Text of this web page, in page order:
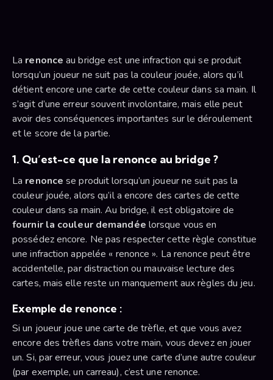
La renonce au bridge est une infraction qui se produit
lorsqu’un joueur ne suit pas la couleur jouée, alors qu’il
détient encore une carte de cette couleur dans sa main. Il
s’agit d’une erreur souvent involontaire, mais elle peut
avoir des conséquences importantes sur le déroulement
et le score de la partie.
1. Qu’est-ce que la renonce au bridge ?
La renonce se produit lorsqu’un joueur ne suit pas la
couleur jouée, alors qu’il a encore des cartes de cette
couleur dans sa main. Au bridge, il est obligatoire de
fournir la couleur demandée lorsque vous en
possédez encore. Ne pas respecter cette règle constitue
une infraction appelée « renonce ». La renonce peut être
accidentelle, par distraction ou mauvaise lecture des
cartes, mais elle reste un manquement aux règles du jeu.
Exemple de renonce :
Si un joueur joue une carte de trèfle, et que vous avez
encore des trèfles dans votre main, vous devez en jouer
un. Si, par erreur, vous jouez une carte d’une autre couleur
(par exemple, un carreau), c’est une renonce.